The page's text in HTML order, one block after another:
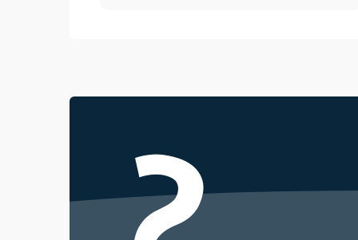
Мотор
Защита